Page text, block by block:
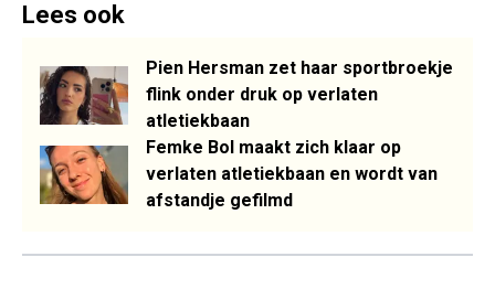
Lees ook
Pien Hersman zet haar sportbroekje
flink onder druk op verlaten
atletiekbaan
Femke Bol maakt zich klaar op
verlaten atletiekbaan en wordt van
afstandje gefilmd